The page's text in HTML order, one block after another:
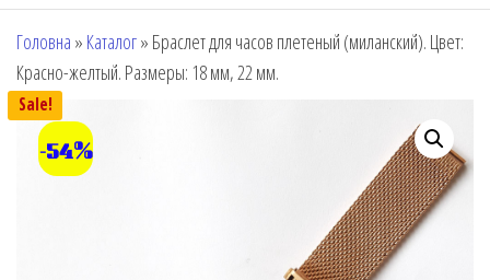
Головна » Каталог» Браслет для часов плетеный (миланский). Цвет:
Красно-желтый. Размеры: 18 мм, 22 мм.
Sale!
-54%